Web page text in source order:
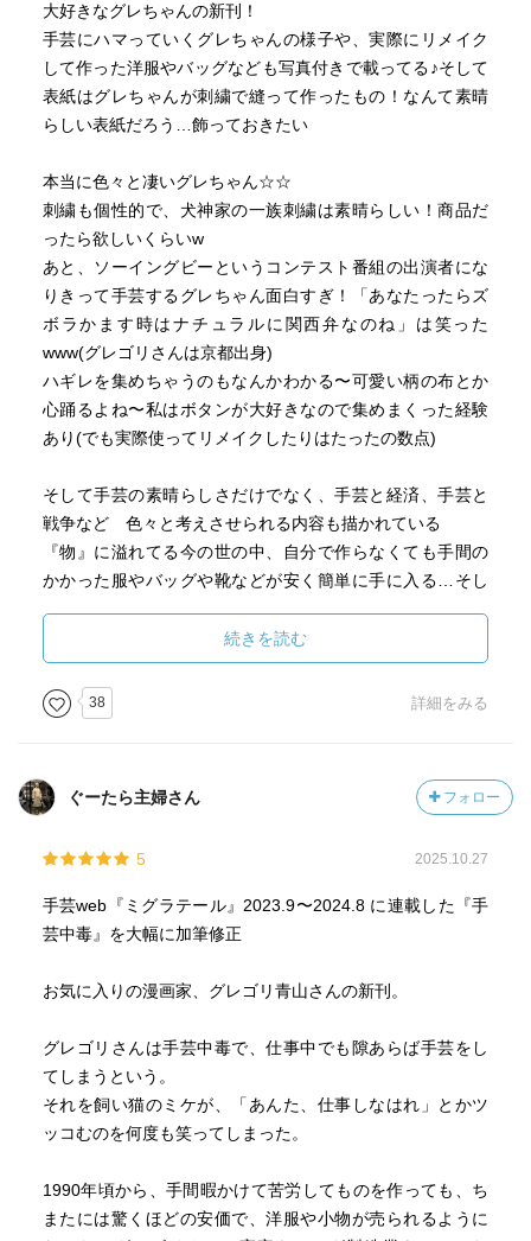
大好きなグレちゃんの新刊！
手芸にハマっていくグレちゃんの様子や、実際にリメイク
して作った洋服やバッグなども写真付きで載ってる♪そして
表紙はグレちゃんが刺繍で縫って作ったもの！なんて素晴
らしい表紙だろう…飾っておきたい
本当に色々と凄いグレちゃん☆☆
刺繍も個性的で、犬神家の一族刺繍は素晴らしい！商品だ
ったら欲しいくらいw
あと、ソーイングビーというコンテスト番組の出演者にな
りきって手芸するグレちゃん面白すぎ！「あなたったらズ
ボラかます時はナチュラルに関西弁なのね」は笑った
www(グレゴリさんは京都出身)
ハギレを集めちゃうのもなんかわかる〜可愛い柄の布とか
心踊るよね〜私はボタンが大好きなので集めまくった経験
あり(でも実際使ってリメイクしたりはたったの数点)
そして手芸の素晴らしさだけでなく、手芸と経済、手芸と
戦争など 色々と考えさせられる内容も描かれている
『物』に溢れてる今の世の中、自分で作らなくても手間の
かかった服やバッグや靴などが安く簡単に手に入る…そし
勢いるんだよね…グレちゃんみたく、現代の社会が抱える
問題に対して、こんなちっぽけな存在の私には何ができる
んだろうって思う事がたまにある そして答えはいつも出
ないんだけど、自分のできる事だけ無理をせずにやるしか
足るを知る…とまた頭に浮かんだ
欲張らず、いつでも物が手に入る、手間を掛けなくて済む
また改めて思う
これからは、気に入ってるけどもう着られないとか、ここ
一部をリメイクしてみようと思った そしてそんな事をサ
と憧れる
続きを読む
38 詳細をみる
ぐーたら主婦さん フォロー
5 2025.10.27
手芸web『ミグラテール』2023.9〜2024.8 に連載した『手
芸中毒』を大幅に加筆修正
お気に入りの漫画家、グレゴリ青山さんの新刊。
グレゴリさんは手芸中毒で、仕事中でも隙あらば手芸をし
てしまうという。
それを飼い猫のミケが、「あんた、仕事しなはれ」とかツ
ッコむのを何度も笑ってしまった。
1990年頃から、手間暇かけて苦労してものを作っても、ち
またには驚くほどの安価で、洋服や小物が売られるように